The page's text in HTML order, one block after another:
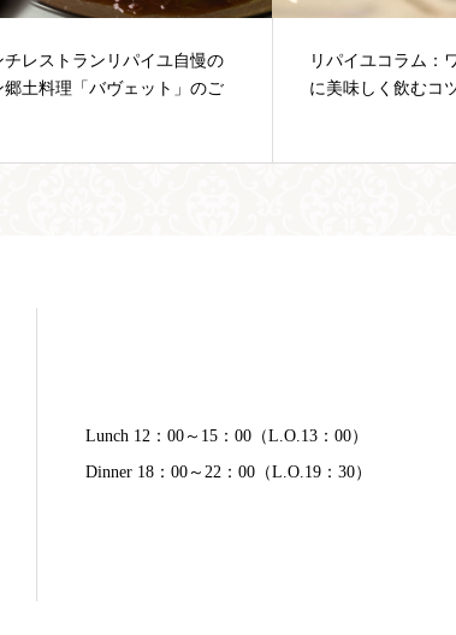
ユコラム：ワインをオシャレ
しく飲むコツをご紹介
リパイユコラム：
ンの専門職のご紹
Lunch 12：00～15：00（L.O.13：00）
Dinner 18：00～22：00（L.O.19：30）